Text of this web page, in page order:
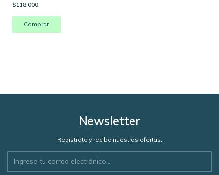
$118.000
Newsletter
Registrate y recibe nuestras ofertas.